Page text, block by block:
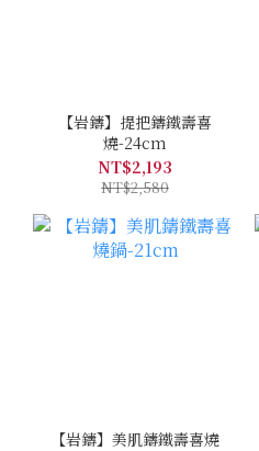
【岩鑄】提把鑄鐵壽喜
燒-24cm
NT$2,193
NT$2,580
【岩鑄】美肌鑄鐵壽喜燒